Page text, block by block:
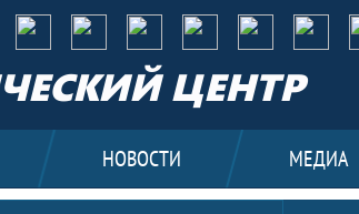
ЦЕНТР
НОВОСТИ МЕДИА